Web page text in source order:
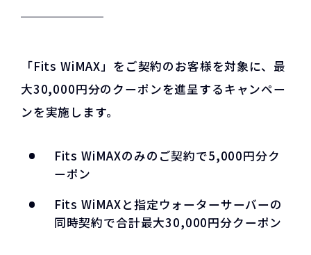
「Fits WiMAX」をご契約のお客様を対象に、最
大30,000円分のクーポンを進呈するキャンペー
ンを実施します。
Fits WiMAXのみのご契約で5,000円分ク
ーポン
Fits WiMAXと指定ウォーターサーバーの
同時契約で合計最大30,000円分クーポン